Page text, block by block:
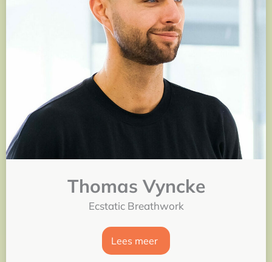
Thomas Vyncke
Ecstatic Breathwork
Lees meer